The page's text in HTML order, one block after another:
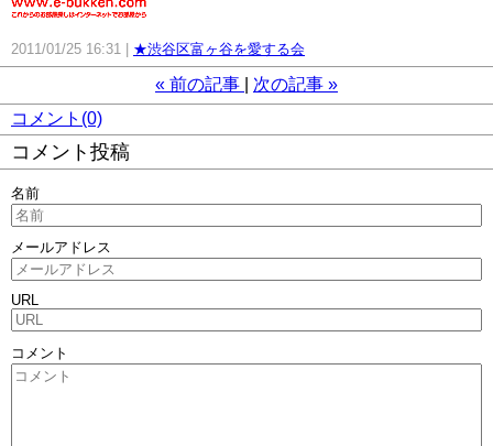
2011/01/25 16:31 ★渋谷区富ヶ谷を愛する会
« 前の記事 次の記事 »
コメント(0)
コメント投稿
名前
メールアドレス
URL
コメント